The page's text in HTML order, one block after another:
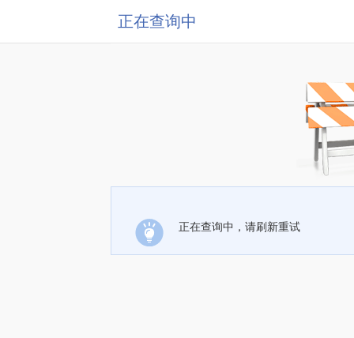
正在查询中
正在查询中，请刷新重试